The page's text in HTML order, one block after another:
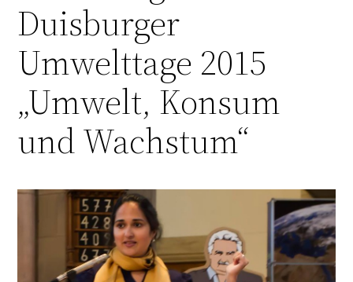
Duisburger
Umwelttage 2015
„Umwelt, Konsum
und Wachstum“